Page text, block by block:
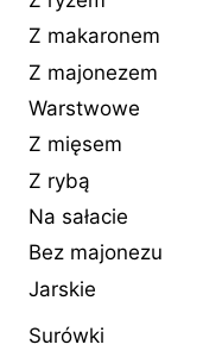
Z makaronem
Z majonezem
Warstwowe
Z mięsem
Z rybą
Na sałacie
Bez majonezu
Jarskie
Surówki